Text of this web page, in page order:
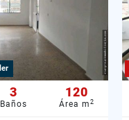
3
Baños
120
Área m 2